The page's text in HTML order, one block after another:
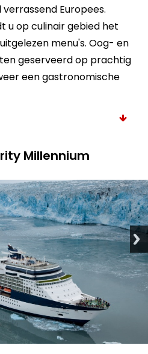
Europees.
u op culinair gebied het
menu's. Oog- en
geserveerd op prachtig
een gastronomische
Millennium